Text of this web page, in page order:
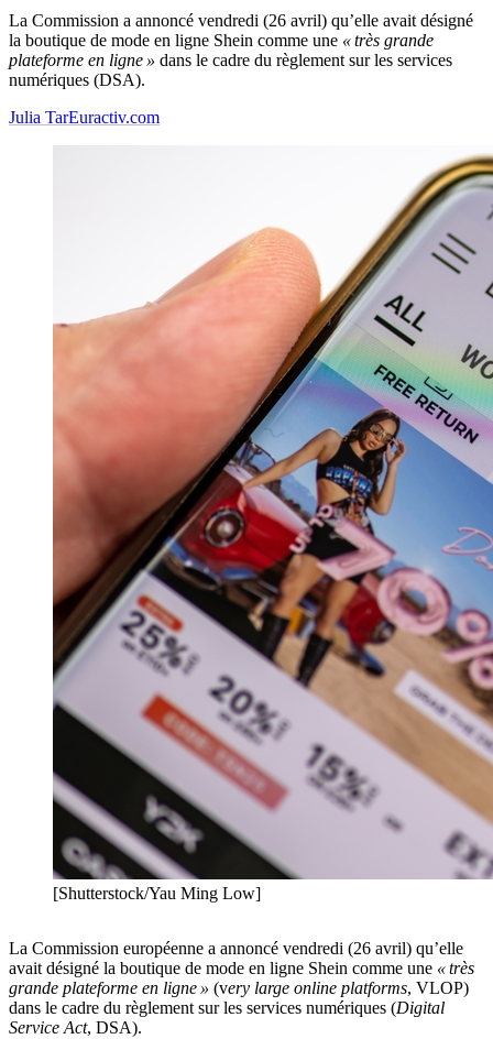
La Commission a annoncé vendredi (26 avril) qu’elle avait désigné
la boutique de mode en ligne Shein comme une « très grande
plateforme en ligne » dans le cadre du règlement sur les services
numériques (DSA).
Julia TarEuractiv.com
[Shutterstock/Yau Ming Low]
La Commission européenne a annoncé vendredi (26 avril) qu’elle
avait désigné la boutique de mode en ligne Shein comme une « très
grande plateforme en ligne » (very large online platforms, VLOP)
dans le cadre du règlement sur les services numériques (Digital
Service Act, DSA).